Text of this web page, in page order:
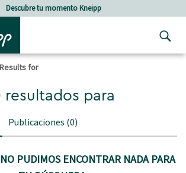
Descubre tu momento Kneipp
for
resultados para
Publicaciones (0)
PUDIMOS ENCONTRAR NADA PARA